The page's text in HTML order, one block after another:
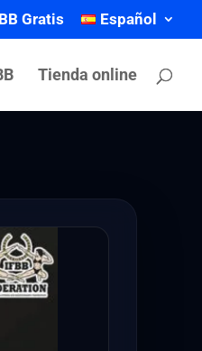
Gratis Español
Tienda online